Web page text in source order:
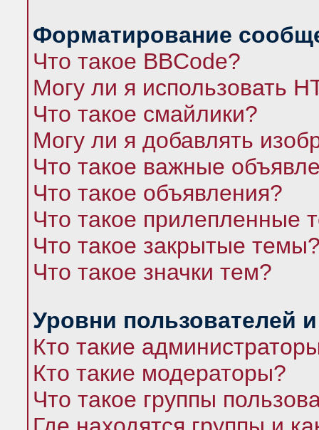
Форматирование
Что такое BBCode?
Могу ли я использовать
Что такое смайлики?
Могу ли я добавлять
Что такое важные
Что такое объявления?
Что такое прилепленные
Что такое закрытые
Что такое значки тем?
Уровни пользователей
Кто такие
Кто такие модераторы?
Что такое группы